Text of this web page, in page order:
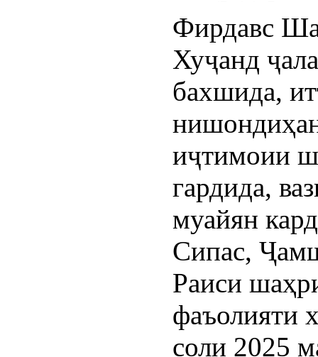
Фирдавс
Хуҷанд
бахшида,
иҷтимоии
гардида,
муайян
Сипас,
Раиси
фаъолияти
соли 2025